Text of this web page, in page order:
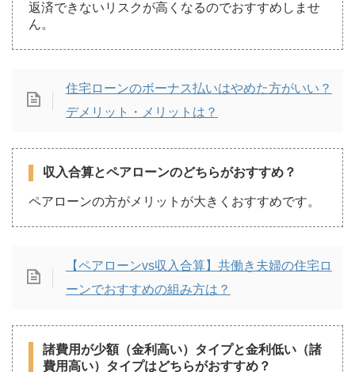
返済できないリスクが高くなるのでおすすめしませ
ん。
住宅ローンのボーナス払いはやめた方がいい？
デメリット・メリットは？
収入合算とペアローンのどちらがおすすめ？
ペアローンの方がメリットが大きくおすすめです。
【ペアローンvs収入合算】共働き夫婦の住宅ロ
ーンでおすすめの組み方は？
諸費用が少額（金利高い）タイプと金利低い（諸
費用高い）タイプはどちらがおすすめ？